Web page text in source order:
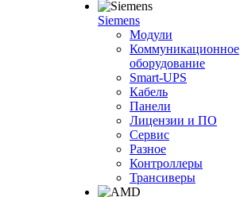
Siemens
Модули
Коммуникационное
оборудование
Smart-UPS
Кабель
Панели
Лицензии и ПО
Сервис
Разное
Контроллеры
Трансиверы